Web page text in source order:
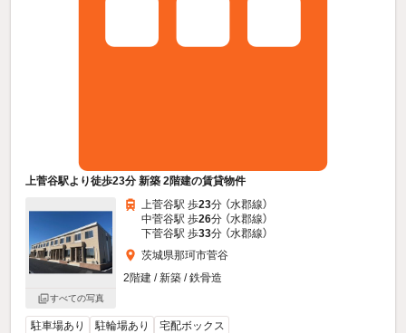
上菅谷駅より徒歩23分 新築 2階建の賃貸物件
すべての写真
上菅谷駅 歩23分 （水郡線）
中菅谷駅 歩26分 （水郡線）
下菅谷駅 歩33分 （水郡線）
茨城県那珂市菅谷
2階建 / 新築 / 鉄骨造
駐車場あり 駐輪場あり 宅配ボックス